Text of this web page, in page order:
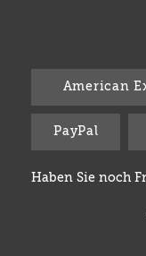
American
PayPal
Haben Sie noch